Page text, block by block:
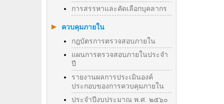
การสรรหาและคัดเลือกบุคลากร
ควบคุมภายใน
กฎบัตรการตรวจสอบภายใน
แผนการตรวจสอบภายในประจำ
ปี
รายงานผลการประเมินองค์
ประกอบของการควบคุมภายใน
ประจำปีงบประมาณ พ.ศ. ๒๕๖๐